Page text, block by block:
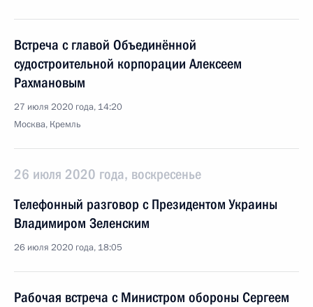
Встреча с главой Объединённой
судостроительной корпорации Алексеем
Рахмановым
27 июля 2020 года, 14:20
Москва, Кремль
26 июля 2020 года, воскресенье
Телефонный разговор с Президентом Украины
Владимиром Зеленским
26 июля 2020 года, 18:05
Рабочая встреча с Министром обороны Сергеем